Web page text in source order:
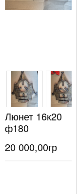
Люнет 16к20
ф180
20 000,00гр